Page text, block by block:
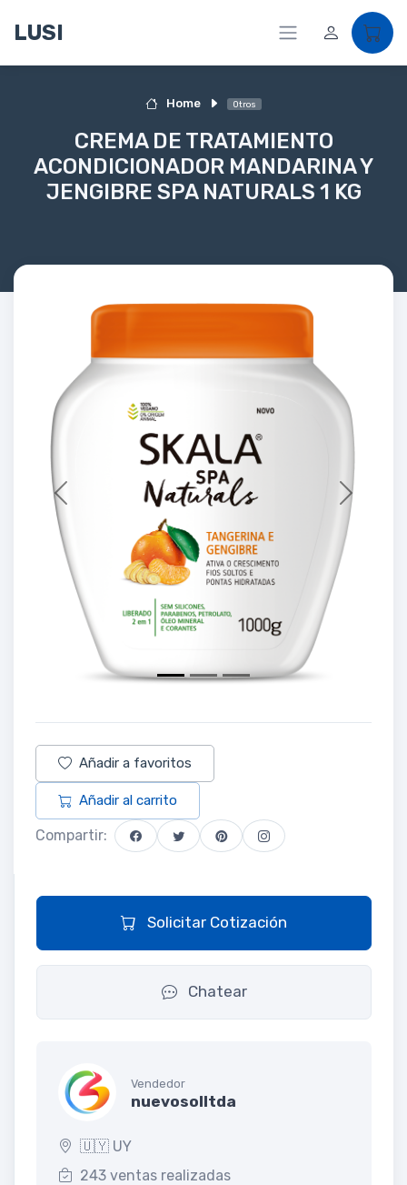
LUSI
Home Otros
CREMA DE TRATAMIENTO
ACONDICIONADOR MANDARINA Y
JENGIBRE SPA NATURALS 1 KG
Previous Next
Añadir a favoritos
Añadir al carrito
Compartir:
Solicitar Cotización
Chatear
Vendedor
nuevosolltda
🇺🇾 UY
243 ventas realizadas